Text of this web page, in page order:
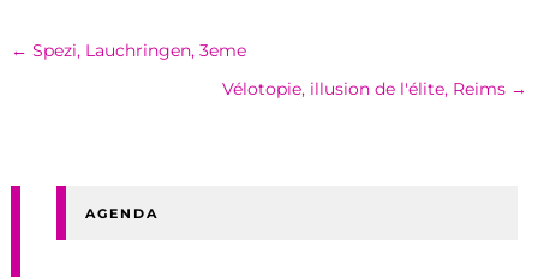
← Spezi, Lauchringen, 3eme
Vélotopie, illusion de l'élite, Reims →
AGENDA